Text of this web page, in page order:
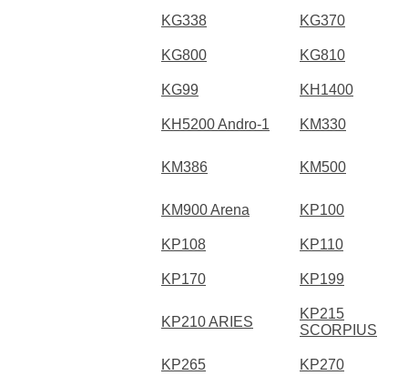
KG338 KG370
KG800 KG810
KG99 KH1400
KH5200 Andro-1 KM330
KM386 KM500
KM900 Arena KP100
KP108 KP110
KP170 KP199
KP210 ARIES
KP215
SCORPIUS
KP265 KP270